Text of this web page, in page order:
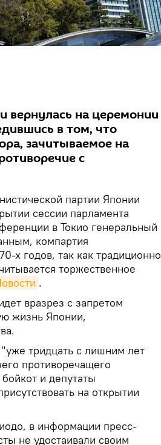
вернулась на церемонии
в том, что
зачитываемое на
с
партии Японии
сессии парламента
в Токио генеральный
компартия
х годов, так как традиционно
торжественное
.
вразрез с запретом
жизнь Японии,
тридцать с лишним лет
противоречащего
и депутаты
на открытии
в информации пресс-
не удостаивали своим